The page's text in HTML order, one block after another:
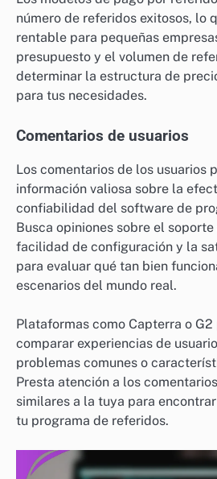
número de referidos exitosos, lo
rentable para pequeñas
presupuesto y el volumen de
determinar la estructura de
para tus necesidades.
Comentarios de usuarios
Los comentarios de los usuarios
información valiosa sobre la
confiabilidad del software de
Busca opiniones sobre el
facilidad de configuración y la
para evaluar qué tan bien
escenarios del mundo real.
Plataformas como Capterra o
comparar experiencias de
problemas comunes o
Presta atención a los
similares a la tuya para
tu programa de referidos.